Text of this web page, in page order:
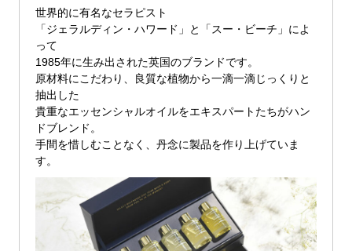
世界的に有名なセラピスト
「ジェラルディン・ハワード」と「スー・ビーチ」によ
って
1985年に生み出された英国のブランドです。
原材料にこだわり、良質な植物から一滴一滴じっくりと
抽出した
貴重なエッセンシャルオイルをエキスパートたちがハン
ドブレンド。
手間を惜しむことなく、丹念に製品を作り上げていま
す。